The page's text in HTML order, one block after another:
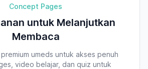
Concept Pages
untuk Melanjutkan
Membaca
umeds untuk akses penuh
video belajar, dan quiz untuk